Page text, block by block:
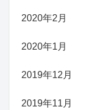
2020年2月
2020年1月
2019年12月
2019年11月